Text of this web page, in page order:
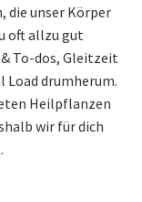
die unser Körper
oft allzu gut
To-dos, Gleitzeit
Load drumherum.
Heilpflanzen
wir für dich